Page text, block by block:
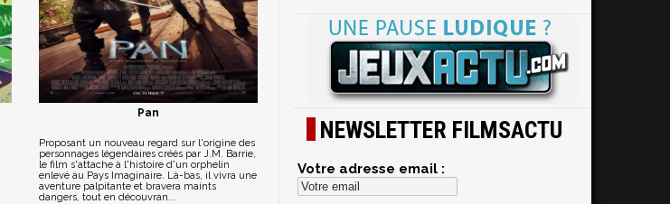
Pan
Proposant un nouveau regard sur l'origine des
personnages légendaires créés par J.M. Barrie,
le film s'attache à l'histoire d'un orphelin
enlevé au Pays Imaginaire. Là-bas, il vivra une
aventure palpitante et bravera maints
dangers, tout en découvran...
NEWSLETTER FILMSACTU
Votre adresse email :